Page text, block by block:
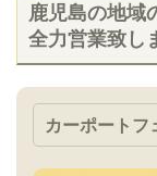
鹿児島の地域
全力営業致し
カーポートフ